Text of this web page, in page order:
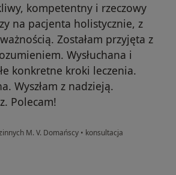
kompetentny i rzeczowy
na pacjenta holistycznie, z
Zostałam przyjęta z
Wysłuchana i
konkretne kroki leczenia.
Wyszłam z nadzieją.
Polecam!
M. V. Domańscy • konsultacja